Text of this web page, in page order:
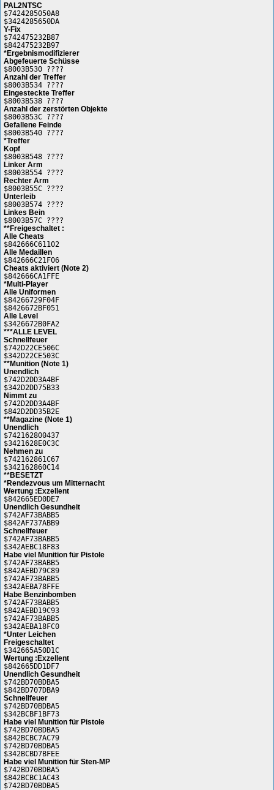
PAL2NTSC
$7424285050A8
$3424285650DA
Y-Fix
$742475232B87
$842475232B97
*Ergebnismodifizierer
Abgefeuerte Schüsse
$8003B530 ????
Anzahl der Treffer
$8003B534 ????
Eingesteckte Treffer
$8003B538 ????
Anzahl der zerstörten Objekte
$8003B53C ????
Gefallene Feinde
$8003B540 ????
*Treffer
Kopf
$8003B548 ????
Linker Arm
$8003B554 ????
Rechter Arm
$8003B55C ????
Unterleib
$8003B574 ????
Linkes Bein
$8003B57C ????
**Freigeschaltet :
Alle Cheats
$842666C61102
Alle Medaillen
$842666C21F06
Cheats aktiviert (Note 2)
$842666CA1FFE
*Multi-Player
Alle Uniformen
$84266729F04F
$8426672BF051
Alle Level
$3426672B0FA2
***ALLE LEVEL
Schnellfeuer
$742D22CE506C
$342D22CE503C
**Munition (Note 1)
Unendlich
$742D2DD3A4BF
$342D2DD75B33
Nimmt zu
$742D2DD3A4BF
$842D2DD35B2E
**Magazine (Note 1)
Unendlich
$742162800437
$3421628E0C3C
Nehmen zu
$742162861C67
$342162860C14
**BESETZT
*Rendezvous um Mitternacht
Wertung :Exzellent
$842665ED0DE7
Unendlich Gesundheit
$742AF73BABB5
$842AF737ABB9
Schnellfeuer
$742AF73BABB5
$342AEBC18F83
Habe viel Munition für Pistole
$742AF73BABB5
$842AEBD79C89
$742AF73BABB5
$342AEBA78FFE
Habe Benzinbomben
$742AF73BABB5
$842AEBD19C93
$742AF73BABB5
$342AEBA18FC0
*Unter Leichen
Freigeschaltet
$342665A50D1C
Wertung :Exzellent
$842665DD1DF7
Unendlich Gesundheit
$742BD70BDBA5
$842BD707DBA9
Schnellfeuer
$742BD70BDBA5
$342BCBF1BF73
Habe viel Munition für Pistole
$742BD70BDBA5
$842BCBC7AC79
$742BD70BDBA5
$342BCBD7BFEE
Habe viel Munition für Sten-MP
$742BD70BDBA5
$842BCBC1AC43
$742BD70BDBA5